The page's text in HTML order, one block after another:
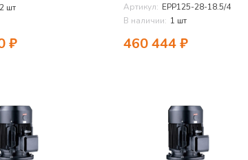
2 шт
₽
Артикул: EPP125-28-18.5/4
В наличии: 1 шт
460 444₽